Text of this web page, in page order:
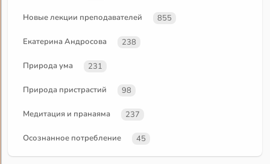
Новые лекции преподавателей 855
Екатерина Андросова 238
Природа ума 231
Природа пристрастий 98
Медитация и пранаяма 237
Осознанное потребление 45